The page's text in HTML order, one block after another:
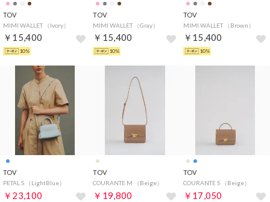
TOV
MIMI WALLET （Ivory）
￥15,400
10%
TOV
MIMI WALLET （Gray）
￥15,400
10%
TOV
MIMI WALLET （Brown）
￥15,400
10%
TOV
PETAL S （LightBlue）
￥23,100
TOV
COURANTE M （Beige）
￥19,800
TOV
COURANTE S （Beige）
￥17,050